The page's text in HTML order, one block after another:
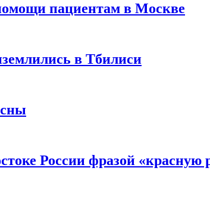
пациентам в Москве
в Тбилиси
России фразой